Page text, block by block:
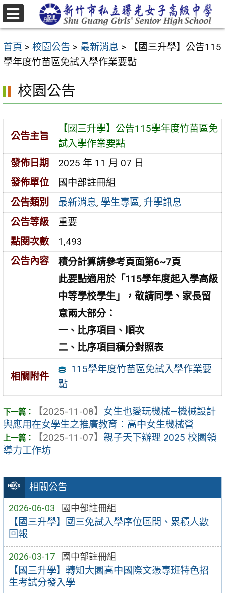
跳
至
要
內
區
首頁 > 校園公告 > 最新消息 >
【國三升學】公告115
學年度竹苗區免試入學作業要點
相關公告
2026-06-03 國中部註冊組
【國三升學】國三免試入學序位區間、累積人數
回報
2026-03-17 國中部註冊組
【國三升學】轉知大園高中國際文憑專班特色招
生考試分發入學
校園公告
公告主旨
【國三升學】公告115學年度竹苗區免
試入學作業要點
發佈日期
2025 年 11 月 07 日
發佈單位
國中部註冊組
公告類別
最新消息, 學生專區, 升學訊息
公告等級
重要
點閱次數
1,493
公告內容
積分計算請參考頁面第6~7頁
此要點適用於「115學年度起入學高級
中等學校學生」，敬請同學、家長留
意兩大部分：
一、比序項目、順次
二、比序項目積分對照表
相關附件
115學年度竹苗區免試入學作業要
點
【2025-11-08】 女生也愛玩機械—機械設計
與應用在女學生之推廣教育：高中女生機械營
【2025-11-07】 親子天下辦理 2025 校園領
導力工作坊
選
單